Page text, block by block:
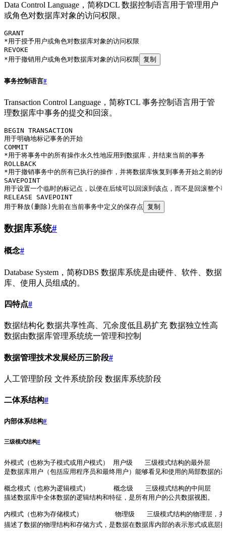
Data Control Language，简称DCL 数据控制语言用于管理用户
或角色对数据库对象的访问权限。
GRANT
*用于授予用户或角色对数据库对象的访问权限
REVOKE
*用于撤销用户或角色对数据库对象的访问权限 复制
事务控制语言#
Transaction Control Language，简称TCL 事务控制语言用于管
理数据库中事务的提交和回滚。
BEGIN TRANSACTION
用于明确地标记事务的开始
COMMIT
*用于将事务中的所有操作永久性地应用到数据库，并结束当前的事务
ROLLBACK
*用于撤销事务中的所有已执行的操作，并将数据库恢复到事务开始之前的状
SAVEPOINT
用于设置一个临时的标记点，以便在后续可以回滚到该点，而不是回滚整个
RELEASE SAVEPOINT
用于释放(删除)先前在当前事务中定义的保存点 复制
数据库系统#
概念#
Database System，简称DBS 数据库系统是由硬件、软件、数据
库、使用人员组成的。
四特点#
数据结构化 数据共享性高、冗余度低且易扩充 数据独立性高
数据由数据库管理系统统一管理和控制
数据管理技术发展经历三阶段#
人工管理阶段 文件系统阶段 数据库系统阶段
二体系结构#
内部体系结构#
三级模式结构#
外模式（也称为子模式或用户模式） 用户级   三级模式结构的最外层
是数据库用户（包括应用程序员和最终用户）能够看见和使用的局部数据
概念模式（也称为逻辑模式）      概念级   三级模式结构的中间层
描述数据库中全体数据的逻辑结构和特征，是所有用户的公共数据视图。
内模式（也称为存储模式）        物理级   三级模式结构的物理层，并
描述了数据的物理结构和存储方式，是数据在数据库内部的表示形式或底层